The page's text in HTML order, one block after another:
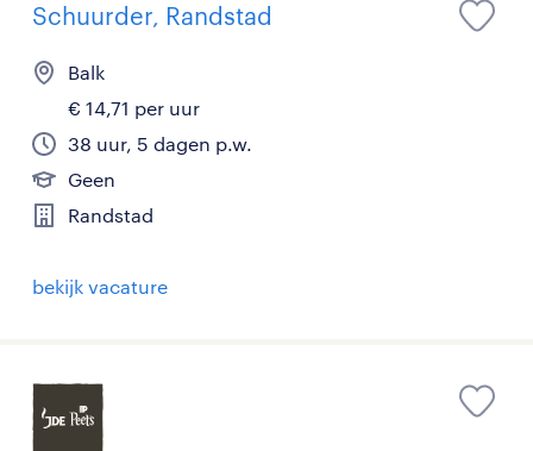
Schuurder, Randstad
Balk
€ 14,71 per uur
38 uur, 5 dagen p.w.
Geen
Randstad
bekijk vacature